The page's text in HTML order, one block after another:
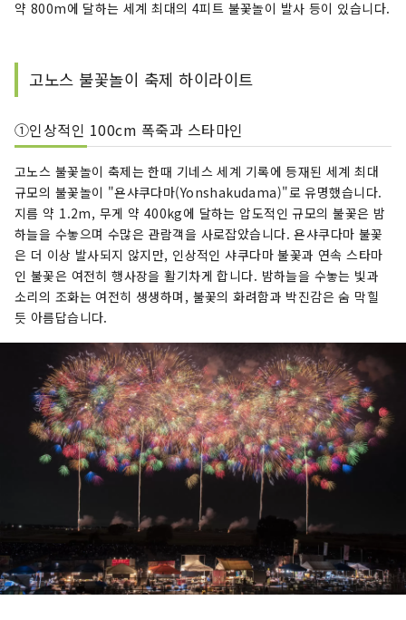
약 800m에 달하는 세계 최대의 4피트 불꽃놀이 발사 등이 있습니다.
고노스 불꽃놀이 축제 하이라이트
①인상적인 100cm 폭죽과 스타마인
고노스 불꽃놀이 축제는 한때 기네스 세계 기록에 등재된 세계 최대
규모의 불꽃놀이 "욘샤쿠다마(Yonshakudama)"로 유명했습니다.
지름 약 1.2m, 무게 약 400kg에 달하는 압도적인 규모의 불꽃은 밤
하늘을 수놓으며 수많은 관람객을 사로잡았습니다. 욘샤쿠다마 불꽃
은 더 이상 발사되지 않지만, 인상적인 샤쿠다마 불꽃과 연속 스타마
인 불꽃은 여전히 행사장을 활기차게 합니다. 밤하늘을 수놓는 빛과
소리의 조화는 여전히 생생하며, 불꽃의 화려함과 박진감은 숨 막힐
듯 아름답습니다.